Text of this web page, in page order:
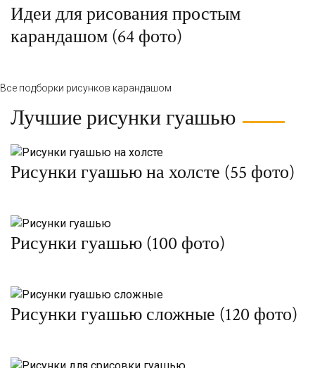
Идеи для рисования простым
карандашом (64 фото)
Все подборки рисунков карандашом
Лучшие рисунки гуашью
Рисунки гуашью на холсте (55 фото)
Рисунки гуашью (100 фото)
Рисунки гуашью сложные (120 фото)